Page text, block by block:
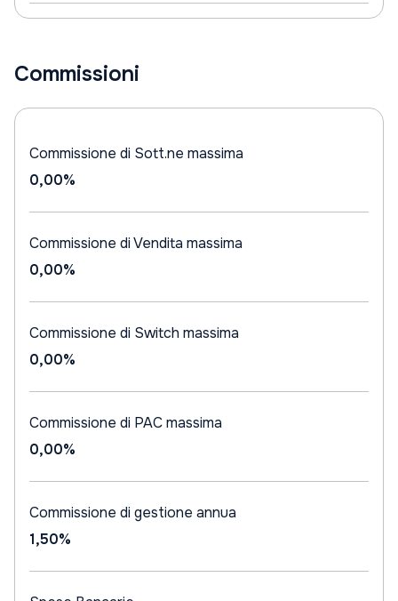
Commissioni
Commissione di Sott.ne massima
0,00%
Commissione di Vendita massima
0,00%
Commissione di Switch massima
0,00%
Commissione di PAC massima
0,00%
Commissione di gestione annua
1,50%